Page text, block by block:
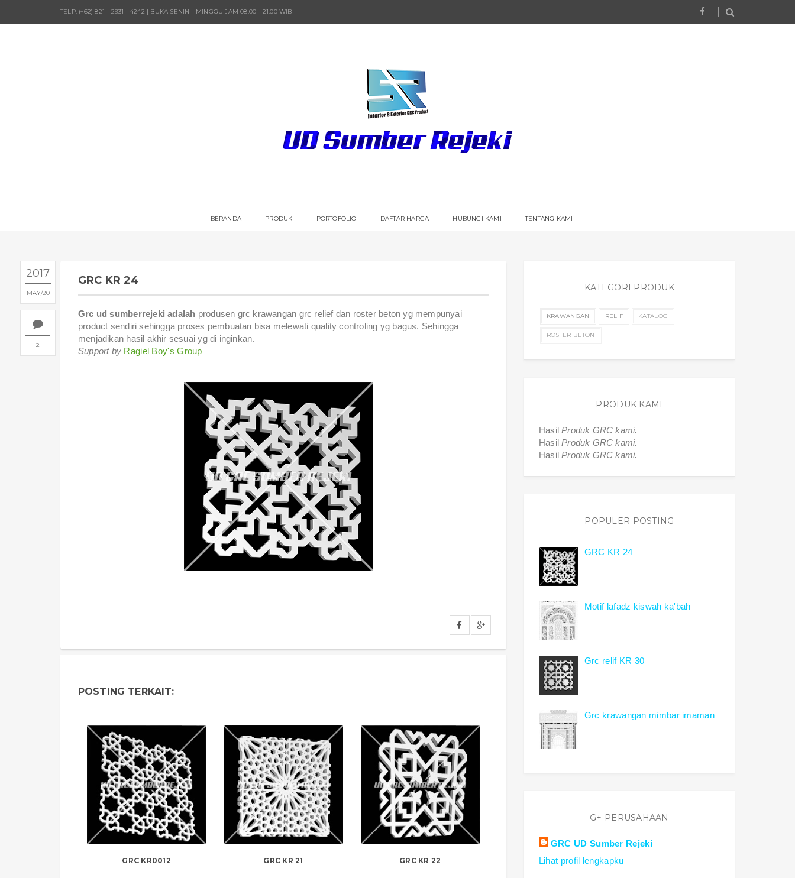
TELP: (+62) 821 - 2931 - 4242 | BUKA SENIN - MINGGU JAM 08.00 - 21.00 WIB
BERANDA PRODUK PORTOFOLIO DAFTAR HARGA HUBUNGI KAMI TENTANG KAMI
2017
MAY 20
2
GRC KR 24
Grc ud sumberrejeki adalah produsen grc krawangan grc relief dan roster beton yg mempunyai
product sendiri sehingga proses pembuatan bisa melewati quality controling yg bagus. Sehingga
menjadikan hasil akhir sesuai yg di inginkan.
Support by Ragiel Boy's Group
POSTING TERKAIT:
GRC KR0012 GRC KR 21 GRC KR 22
KATEGORI PRODUK
KRAWANGAN RELIF KATALOG
ROSTER BETON
PRODUK KAMI
HasilProduk GRC kami.
HasilProduk GRC kami.
HasilProduk GRC kami.
POPULER POSTING
GRC KR 24
Motif lafadz kiswah ka'bah
Grc relif KR 30
Grc krawangan mimbar imaman
G+ PERUSAHAAN
GRC UD Sumber Rejeki
Lihat profil lengkapku